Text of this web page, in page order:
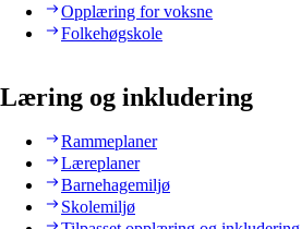
Opplæring for voksne
Folkehøgskole
Læring og inkludering
Rammeplaner
Læreplaner
Barnehagemiljø
Skolemiljø